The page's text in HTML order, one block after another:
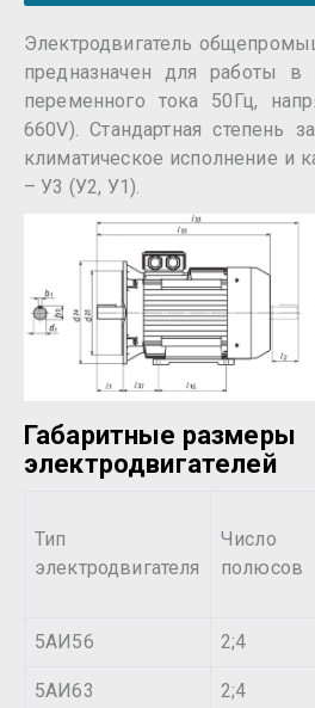
Электродвигатель
предназначен для работы
переменного тока 50Гц,
660V). Стандартная степень
климатическое исполнение и
– У3 (У2, У1).
Габаритные размеры
электродвигателей
Тип
электродвигателя
Число
полюсов
5АИ56 2;4
5АИ63 2;4